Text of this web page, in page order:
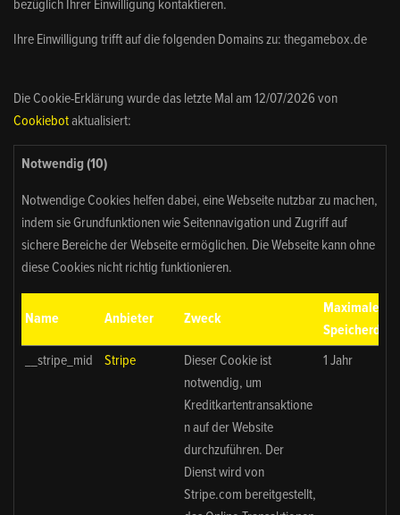
bezüglich Ihrer Einwilligung kontaktieren.
Ihre Einwilligung trifft auf die folgenden Domains zu: thegamebox.de
Die Cookie-Erklärung wurde das letzte Mal am 12/07/2026 von
Cookiebotaktualisiert:
Notwendig (10)
Notwendige Cookies helfen dabei, eine Webseite nutzbar zu machen,
indem sie Grundfunktionen wie Seitennavigation und Zugriff auf
sichere Bereiche der Webseite ermöglichen. Die Webseite kann ohne
diese Cookies nicht richtig funktionieren.
Name Anbieter Zweck
Maximale
__stripe_mid
Stripe
Dieser Cookie ist
notwendig, um
Kreditkartentransaktione
n auf der Website
durchzuführen. Der
Dienst wird von
Stripe.com bereitgestellt,
1 Jahr